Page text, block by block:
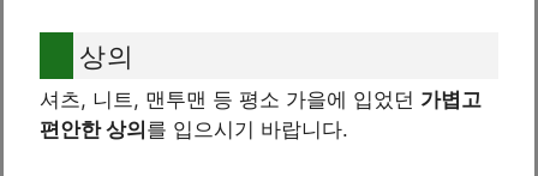
상의
셔츠, 니트, 맨투맨 등 평소 가을에 입었던 가볍고
편안한 상의 를 입으시기 바랍니다.